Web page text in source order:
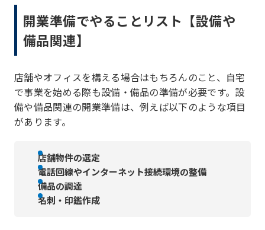
開業準備でやることリスト【設備や
備品関連】
店舗やオフィスを構える場合はもちろんのこと、自宅
で事業を始める際も設備・備品の準備が必要です。設
備や備品関連の開業準備は、例えば以下のような項目
があります。
店舗物件の選定
電話回線やインターネット接続環境の整備
備品の調達
名刺・印鑑作成